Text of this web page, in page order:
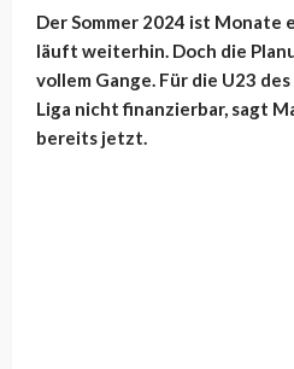
Der Sommer 2024 ist
läuft weiterhin. Doch die
vollem Gange. Für die U23
Liga nicht finanzierbar, sagt
bereits jetzt.